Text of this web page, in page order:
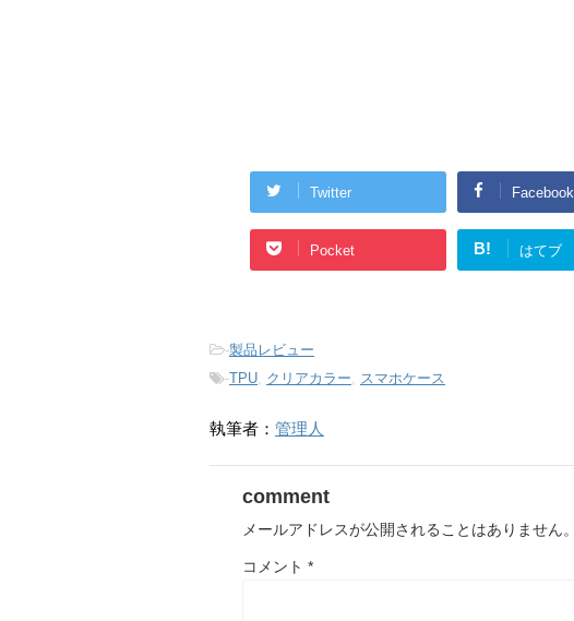
Twitter Facebook
Pocket B! はてブ
-製品レビュー
-TPU, クリアカラー, スマホケース
執筆者： 管理人
comment
メールアドレスが公開されることはありません。
コメント *